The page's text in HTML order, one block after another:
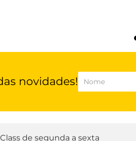
novidades!
de segunda a sexta